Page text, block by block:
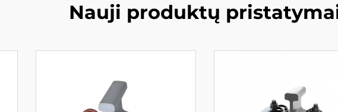
Nauji produktų